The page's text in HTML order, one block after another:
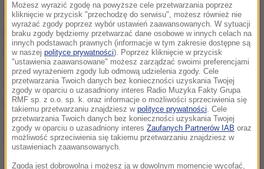
zgłoszenie od dwójki turystów, którzy zgubili się w
partii szczytowej. Nie mogli znaleźć drogi na
przełęcz Brona.
W trakcie tej akcji ratownicy natknęli się na grupę
kilku innychturystów, którzy także błądzili. Wszyscy
zostali sprowadzeni do schroniska naMarkowych
Szczawinach.
Możesz wyrazić zgodę na powyższe cele przetwarzania poprzez
kliknięcie w przycisk "przechodzę do serwisu", możesz również nie
wyrażać zgody poprzez wybór ustawień zaawansowanych. W sytuacji
braku zgody będziemy przetwarzać dane osobowe w innych celach na
innych podstawach prawnych (informacje w tym zakresie dostępne są
w naszej polityce prywatności). Poprzez kliknięcie w przycisk
"ustawienia zaawansowane" możesz zarządzać swoimi preferencjami
przed wyrażeniem zgody lub odmową udzielenia zgody. Cele
przetwarzania Twoich danych bez konieczności uzyskania Twojej
zgody w oparciu o uzasadniony interes Radio Muzyka Fakty Grupa
RMF sp. z o.o. sp. k. oraz informacje o możliwości sprzeciwienia się
takiemu przetwarzaniu znajdziesz w polityce prywatności . Cele
przetwarzania Twoich danych bez konieczności uzyskania Twojej
zgody w oparciu o uzasadniony interes Zaufanych Partnerów IAB oraz
możliwość sprzeciwienia się takiemu przetwarzaniu znajdziesz w
ustawieniach zaawansowanych.
Zgoda jest dobrowolna i możesz ją w dowolnym momencie wycofać,